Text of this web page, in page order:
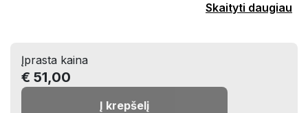
Skaityti daugiau
Įprasta kaina
€ 51,00
Į krepšelį